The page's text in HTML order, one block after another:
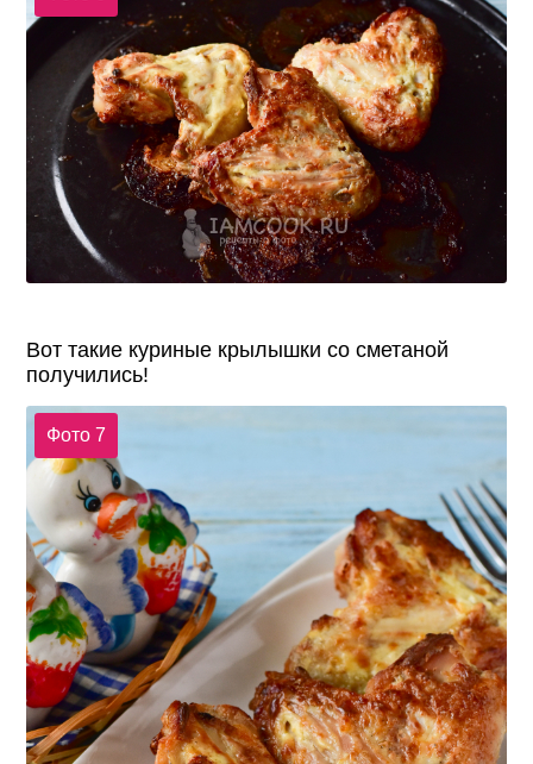
Вот такие куриные крылышки со сметаной
получились!
Фото 7